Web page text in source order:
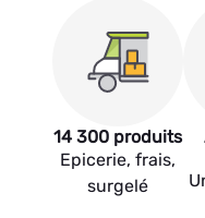
14 300 produits
Epicerie, frais,
surgelé